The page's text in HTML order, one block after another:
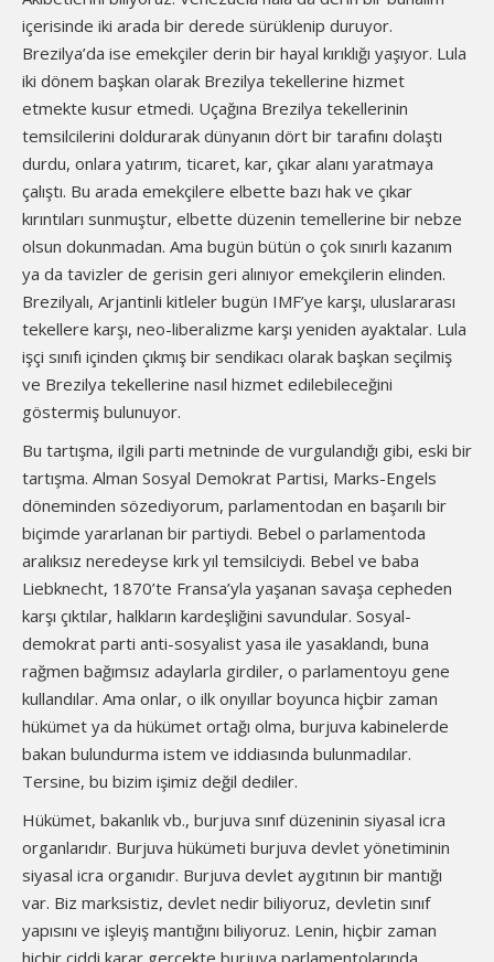
içerisinde iki arada bir derede sürüklenip duruyor.
Brezilya’da ise emekçiler derin bir hayal kırıklığı yaşıyor. Lula
iki dönem başkan olarak Brezilya tekellerine hizmet
etmekte kusur etmedi. Uçağına Brezilya tekellerinin
temsilcilerini doldurarak dünyanın dört bir tarafını dolaştı
durdu, onlara yatırım, ticaret, kar, çıkar alanı yaratmaya
çalıştı. Bu arada emekçilere elbette bazı hak ve çıkar
kırıntıları sunmuştur, elbette düzenin temellerine bir nebze
olsun dokunmadan. Ama bugün bütün o çok sınırlı kazanım
ya da tavizler de gerisin geri alınıyor emekçilerin elinden.
Brezilyalı, Arjantinli kitleler bugün IMF’ye karşı, uluslararası
tekellere karşı, neo-liberalizme karşı yeniden ayaktalar. Lula
işçi sınıfı içinden çıkmış bir sendikacı olarak başkan seçilmiş
ve Brezilya tekellerine nasıl hizmet edilebileceğini
göstermiş bulunuyor.
Bu tartışma, ilgili parti metninde de vurgulandığı gibi, eski bir
tartışma. Alman Sosyal Demokrat Partisi, Marks-Engels
döneminden sözediyorum, parlamentodan en başarılı bir
biçimde yararlanan bir partiydi. Bebel o parlamentoda
aralıksız neredeyse kırk yıl temsilciydi. Bebel ve baba
Liebknecht, 1870’te Fransa’yla yaşanan savaşa cepheden
karşı çıktılar, halkların kardeşliğini savundular. Sosyal-
demokrat parti anti-sosyalist yasa ile yasaklandı, buna
rağmen bağımsız adaylarla girdiler, o parlamentoyu gene
kullandılar. Ama onlar, o ilk onyıllar boyunca hiçbir zaman
hükümet ya da hükümet ortağı olma, burjuva kabinelerde
bakan bulundurma istem ve iddiasında bulunmadılar.
Tersine, bu bizim işimiz değil dediler.
Hükümet, bakanlık vb., burjuva sınıf düzeninin siyasal icra
organlarıdır. Burjuva hükümeti burjuva devlet yönetiminin
siyasal icra organıdır. Burjuva devlet aygıtının bir mantığı
var. Biz marksistiz, devlet nedir biliyoruz, devletin sınıf
yapısını ve işleyiş mantığını biliyoruz. Lenin, hiçbir zaman
hiçbir ciddi karar gerçekte burjuva parlamentolarında